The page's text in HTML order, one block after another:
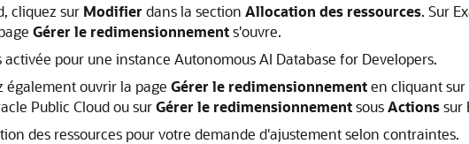
cliquez sur Modifier dans la section Allocation des ressources. Sur
Gérer le redimensionnements'ouvre.
pour une instance Autonomous AI Database for Developers.
également ouvrir la page Gérer le redimensionnementen cliquant sur
Public Cloud ou surGérer le redimensionnementsousActionssur
des ressources pour votre demande d'ajustement selon contraintes.